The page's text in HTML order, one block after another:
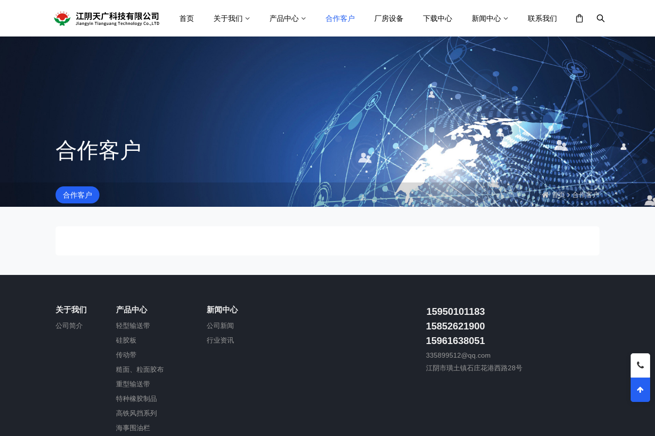
首页 关于我们 产品中心 合作客户 厂房设备 下载中心 新闻中心 联系我们
合作客户
合作客户 首页 合作客户
关于我们
公司简介
产品中心
轻型输送带
硅胶板
传动带
糙面、粒面胶布
重型输送带
特种橡胶制品
高铁风挡系列
海事围油栏
新闻中心
公司新闻
行业资讯
15950101183
15852621900
15961638051
335899512@qq.com
江阴市璜土镇石庄花港西路28号